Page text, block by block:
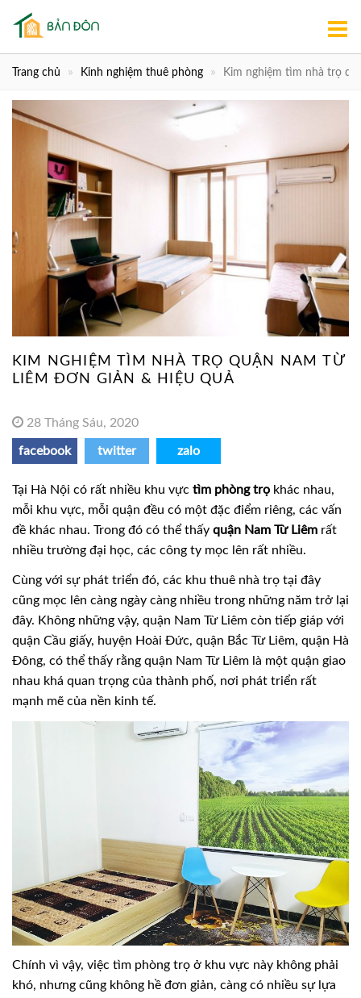
Trang chủ Kinh nghiệm thuê phòng Kim nghiệm tìm nhà trọ
KIM NGHIỆM TÌM NHÀ TRỌ QUẬN NAM TỪ
LIÊM ĐƠN GIẢN & HIỆU QUẢ
28 Tháng Sáu, 2020
facebook twitter zalo
Tại Hà Nội có rất nhiều khu vực tìm phòng trọ khác nhau,
mỗi khu vực, mỗi quận đều có một đặc điểm riêng, các vấn
đề khác nhau. Trong đó có thể thấy quận Nam Từ Liêm rất
nhiều trường đại học, các công ty mọc lên rất nhiều.
Cùng với sự phát triển đó, các khu thuê nhà trọ tại đây
cũng mọc lên càng ngày càng nhiều trong những năm trở lại
đây. Không những vậy, quận Nam Từ Liêm còn tiếp giáp với
quận Cầu giấy, huyện Hoài Đức, quận Bắc Từ Liêm, quận Hà
Đông, có thể thấy rằng quận Nam Từ Liêm là một quận giao
nhau khá quan trọng của thành phố, nơi phát triển rất
mạnh mẽ của nền kinh tế.
Chính vì vậy, việc tìm phòng trọ ở khu vực này không phải
khó, nhưng cũng không hề đơn giản, càng có nhiều sự lựa